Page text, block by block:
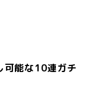
可能な10連ガチ